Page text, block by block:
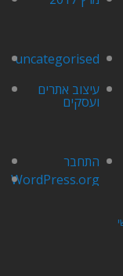
uncategorised
עיצוב אתרים
ועסקים
התחבר
WordPress.org